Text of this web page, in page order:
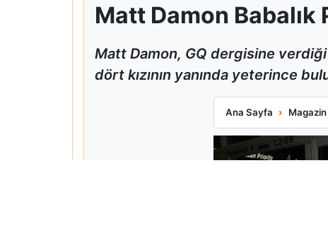
Matt Damon Babalık
Matt Damon, GQ dergisine
dört kızının yanında yeterince
Ana Sayfa Magazin
Matt Damon